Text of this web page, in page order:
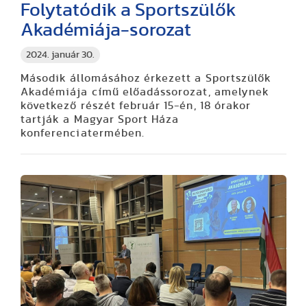
2024. január 30.
Folytatódik a Sportszülők
Akadémiája-sorozat
Második állomásához érkezett a Sportszülők
Akadémiája című előadássorozat, amelynek
következő részét február 15-én, 18 órakor
tartják a Magyar Sport Háza
konferenciatermében.